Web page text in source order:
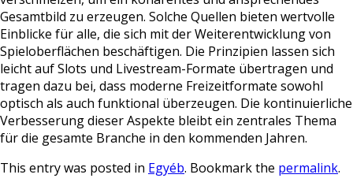
Gesamtbild zu erzeugen. Solche Quellen bieten wertvolle
Einblicke für alle, die sich mit der Weiterentwicklung von
Spieloberflächen beschäftigen. Die Prinzipien lassen sich
leicht auf Slots und Livestream-Formate übertragen und
tragen dazu bei, dass moderne Freizeitformate sowohl
optisch als auch funktional überzeugen. Die kontinuierliche
Verbesserung dieser Aspekte bleibt ein zentrales Thema
für die gesamte Branche in den kommenden Jahren.
This entry was posted in Egyéb. Bookmark the permalink.